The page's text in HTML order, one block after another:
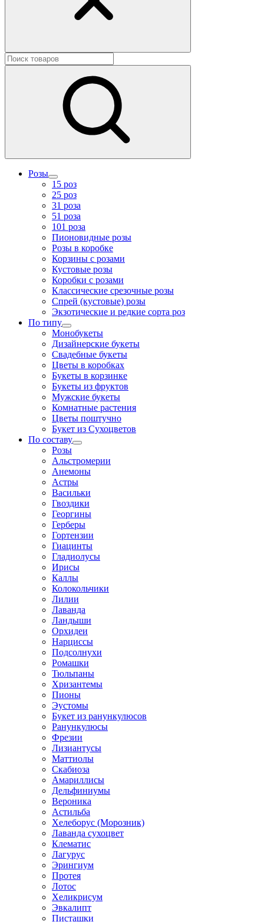
Розы
15 роз
25 роз
31 роза
51 роза
101 роза
Пионовидные розы
Розы в коробке
Корзины с розами
Кустовые розы
Коробки с розами
Классические срезочные розы
Спрей (кустовые) розы
Экзотические и редкие сорта роз
По типу
Монобукеты
Дизайнерские букеты
Свадебные букеты
Цветы в коробках
Букеты в корзинке
Букеты из фруктов
Мужские букеты
Комнатные растения
Цветы поштучно
Букет из Сухоцветов
По составу
Розы
Альстромерии
Анемоны
Астры
Васильки
Гвоздики
Георгины
Герберы
Гортензии
Гиацинты
Гладиолусы
Ирисы
Каллы
Колокольчики
Лилии
Лаванда
Ландыши
Орхидеи
Нарциссы
Подсолнухи
Ромашки
Тюльпаны
Хризантемы
Пионы
Эустомы
Букет из ранункулюсов
Ранункулюсы
Фрезии
Лизиантусы
Маттиолы
Скабиоза
Амариллисы
Дельфиниумы
Вероника
Астильба
Хелеборус (Морозник)
Лаванда сухоцвет
Клематис
Лагурус
Эрингиум
Протея
Лотос
Хеликрисум
Эвкалипт
Писташки